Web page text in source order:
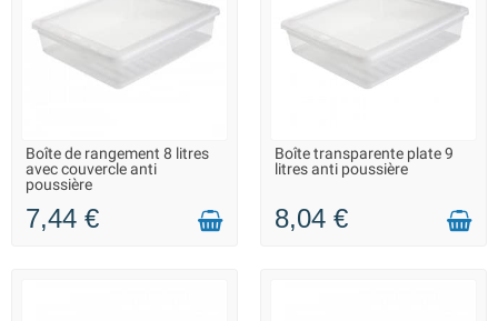
LIVRAISON 2 À 3 JOURS
Boîte de rangement 8 litres
avec couvercle anti
poussière
7,44 €
LIVRAISON 2 À 3 JOURS
Boîte transparente plate 9
litres anti poussière
8,04 €